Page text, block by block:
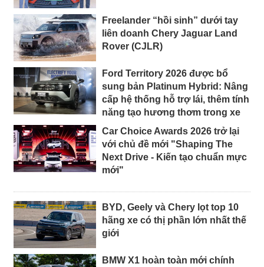
Freelander “hồi sinh” dưới tay
liên doanh Chery Jaguar Land
Rover (CJLR)
Ford Territory 2026 được bổ
sung bản Platinum Hybrid: Nâng
cấp hệ thống hỗ trợ lái, thêm tính
năng tạo hương thơm trong xe
Car Choice Awards 2026 trở lại
với chủ đề mới "Shaping The
Next Drive - Kiến tạo chuẩn mực
mới"
BYD, Geely và Chery lọt top 10
hãng xe có thị phần lớn nhất thế
giới
BMW X1 hoàn toàn mới chính